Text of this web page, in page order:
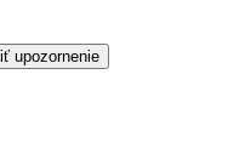
upozornenie